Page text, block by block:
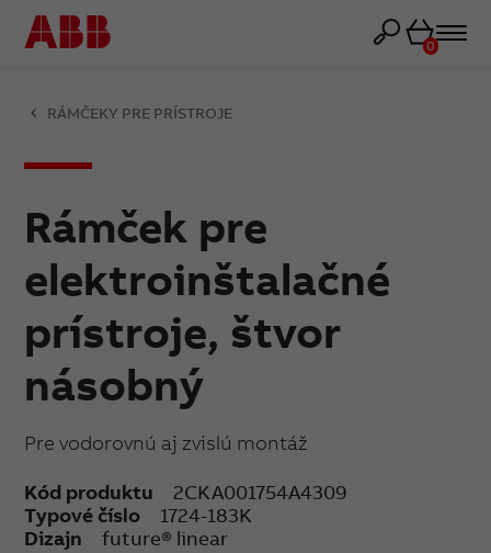
Košík
0
RÁMČEKY PRE PRÍSTROJE
Rámček pre
elektroinštalačné
prístroje, štvor
násobný
Pre vodorovnú aj zvislú montáž
Kód produktu
2CKA001754A4309
Typové číslo
1724-183K
Dizajn
future® linear